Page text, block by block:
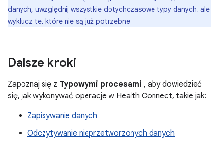
danych, uwzględnij wszystkie dotychczasowe typy danych, ale
wyklucz te, które nie są już potrzebne.
Dalsze kroki
Zapoznaj się z Typowymi procesami , aby dowiedzieć
się, jak wykonywać operacje w Health Connect, takie jak:
Zapisywanie danych
Odczytywanie nieprzetworzonych danych